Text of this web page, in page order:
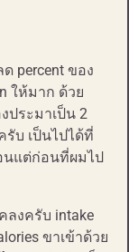
percent ของ
ให้มาก ด้วย
ประมาเป็น 2
รับ เป็นไปได้ที่
นแต่ก่อนที่ผมไป
งครับ intake
ขาเข้าด้วย